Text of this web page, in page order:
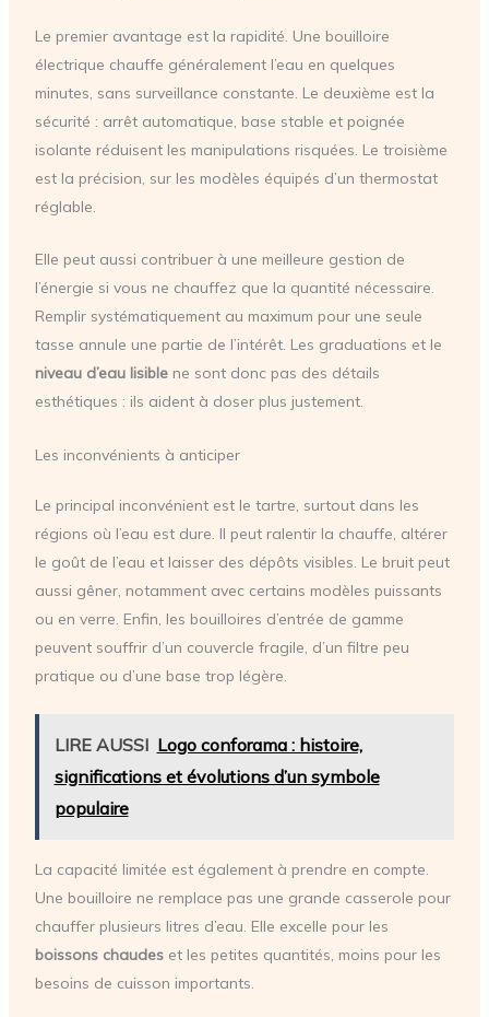
Le premier avantage est la rapidité. Une bouilloire
électrique chauffe généralement l’eau en quelques
minutes, sans surveillance constante. Le deuxième est la
sécurité : arrêt automatique, base stable et poignée
isolante réduisent les manipulations risquées. Le troisième
est la précision, sur les modèles équipés d’un thermostat
réglable.
Elle peut aussi contribuer à une meilleure gestion de
l’énergie si vous ne chauffez que la quantité nécessaire.
Remplir systématiquement au maximum pour une seule
tasse annule une partie de l’intérêt. Les graduations et le
niveau d’eau lisiblene sont donc pas des détails
esthétiques : ils aident à doser plus justement.
Les inconvénients à anticiper
Le principal inconvénient est le tartre, surtout dans les
régions où l’eau est dure. Il peut ralentir la chauffe, altérer
le goût de l’eau et laisser des dépôts visibles. Le bruit peut
aussi gêner, notamment avec certains modèles puissants
ou en verre. Enfin, les bouilloires d’entrée de gamme
peuvent souffrir d’un couvercle fragile, d’un filtre peu
pratique ou d’une base trop légère.
LIRE AUSSI Logo conforama : histoire,
significations et évolutions d’un symbole
populaire
La capacité limitée est également à prendre en compte.
Une bouilloire ne remplace pas une grande casserole pour
chauffer plusieurs litres d’eau. Elle excelle pour les
boissons chaudeset les petites quantités, moins pour les
besoins de cuisson importants.